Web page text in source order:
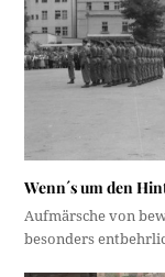
Wenn´s um den
Aufmärsche von
besonders